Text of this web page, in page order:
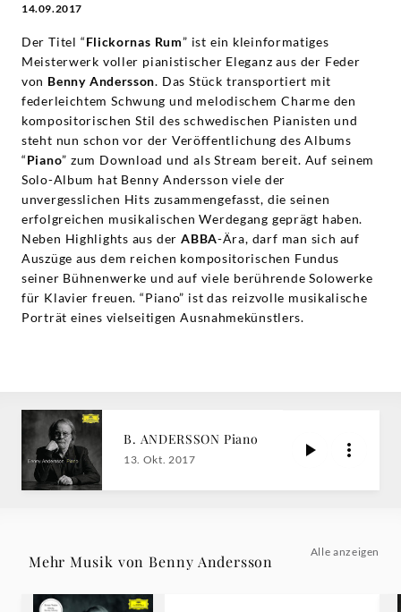
"Piano"
Benny
Andersson
Deutsche
Grammophon
14.09.2017
Der Titel “Flickornas Rum” ist ein kleinformatiges
Meisterwerk voller pianistischer Eleganz aus der Feder
von Benny Andersson. Das Stück transportiert mit
federleichtem Schwung und melodischem Charme den
kompositorischen Stil des schwedischen Pianisten und
steht nun schon vor der Veröffentlichung des Albums
“Piano” zum Download und als Stream bereit. Auf seinem
Solo-Album hat Benny Andersson viele der
unvergesslichen Hits zusammengefasst, die seinen
erfolgreichen musikalischen Werdegang geprägt haben.
Neben Highlights aus derABBA-Ära, darf man sich auf
Auszüge aus dem reichen kompositorischen Fundus
seiner Bühnenwerke und auf viele berührende Solowerke
für Klavier freuen. “Piano” ist das reizvolle musikalische
Porträt eines vielseitigen Ausnahmekünstlers.
B. ANDERSSON Piano
13. Okt. 2017
Mehr Musik von Benny Andersson
Alle anzeigen